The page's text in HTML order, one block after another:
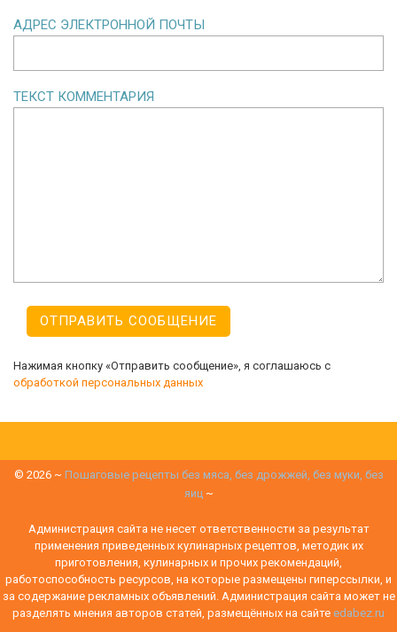
АДРЕС ЭЛЕКТРОННОЙ ПОЧТЫ
ТЕКСТ КОММЕНТАРИЯ
Нажимая кнопку «Отправить сообщение», я соглашаюсь с
обработкой персональных данных
© 2026~ Пошаговые рецепты без мяса, без дрожжей, без муки, без
яиц~
Администрация сайта не несет ответственности за результат
применения приведенных кулинарных рецептов, методик их
приготовления, кулинарных и прочих рекомендаций,
работоспособность ресурсов, на которые размещены гиперссылки, и
за содержание рекламных объявлений. Администрация сайта может не
разделять мнения авторов статей, размещённых на сайте edabez.ru